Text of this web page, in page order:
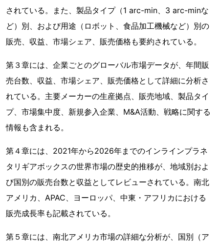
されている。また、製品タイプ（1 arc-min、3 arc-minな
ど）別、および用途（ロボット、食品加工機械など）別の
販売、収益、市場シェア、販売価格も要約されている。
第３章には、企業ごとのグローバル市場データが、年間販
売台数、収益、市場シェア、販売価格として詳細に分析さ
れている。主要メーカーの生産拠点、販売地域、製品タイ
プ、市場集中度、新規参入企業、M&A活動、戦略に関する
情報も含まれる。
第４章には、2021年から2026年までのインラインプラネ
タリギアボックスの世界市場の歴史的推移が、地域別およ
び国別の販売台数と収益としてレビューされている。南北
アメリカ、APAC、ヨーロッパ、中東・アフリカにおける
販売成長率も記載されている。
第５章には、南北アメリカ市場の詳細な分析が、国別（ア